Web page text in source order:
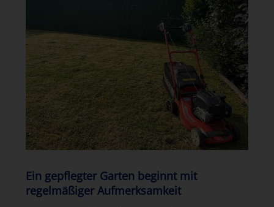
Ein gepflegter Garten beginnt mit
regelmäßiger Aufmerksamkeit